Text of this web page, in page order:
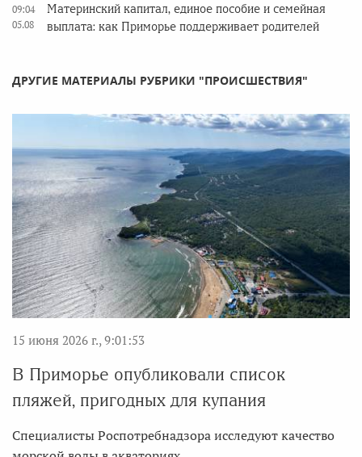
09:04
05.08
Материнский капитал, единое пособие и семейная
выплата: как Приморье поддерживает родителей
ДРУГИЕ МАТЕРИАЛЫ РУБРИКИ "ПРОИСШЕСТВИЯ"
15 июня 2026 г., 9:01:53
В Приморье опубликовали список
пляжей, пригодных для купания
Специалисты Роспотребнадзора исследуют качество